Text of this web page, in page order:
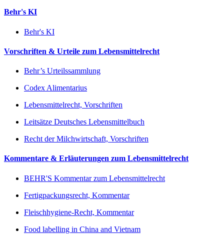
Behr's KI
Behr's KI
Vorschriften & Urteile zum Lebensmittelrecht
Behr’s Urteilssammlung
Codex Alimentarius
Lebensmittelrecht, Vorschriften
Leitsätze Deutsches Lebensmittelbuch
Recht der Milchwirtschaft, Vorschriften
Kommentare & Erläuterungen zum Lebensmittelrecht
BEHR'S Kommentar zum Lebensmittelrecht
Fertigpackungsrecht, Kommentar
Fleischhygiene-Recht, Kommentar
Food labelling in China and Vietnam